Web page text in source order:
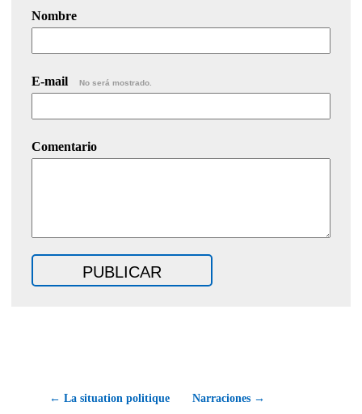
Nombre
E-mail No será mostrado.
Comentario
← La situation politique Narraciones →